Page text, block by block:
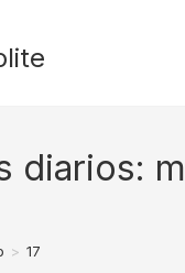
diarios:
> 17